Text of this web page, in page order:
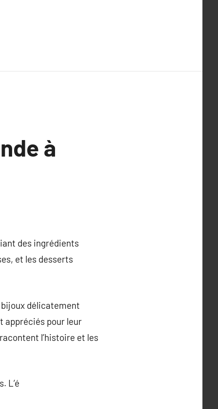
à
des ingrédients
et les desserts
délicatement
appréciés pour leur
l’histoire et les
L’é